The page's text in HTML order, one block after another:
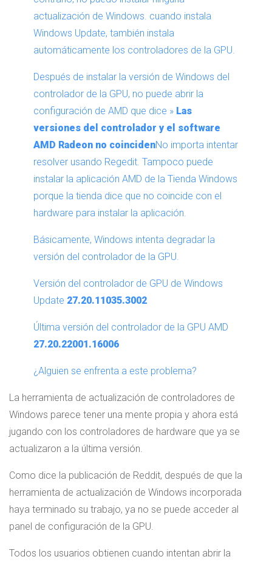
actualización de Windows. cuando instala
Windows Update, también instala
automáticamente los controladores de la GPU.
Después de instalar la versión de Windows del
controlador de la GPU, no puede abrir la
configuración de AMD que dice » Las
versiones del controlador y el software
AMD Radeon no coincidenNo importa intentar
resolver usando Regedit. Tampoco puede
instalar la aplicación AMD de la Tienda Windows
porque la tienda dice que no coincide con el
hardware para instalar la aplicación.
Básicamente, Windows intenta degradar la
versión del controlador de la GPU.
Versión del controlador de GPU de Windows
Update 27.20.11035.3002
Última versión del controlador de la GPU AMD
27.20.22001.16006
¿Alguien se enfrenta a este problema?
La herramienta de actualización de controladores de
Windows parece tener una mente propia y ahora está
jugando con los controladores de hardware que ya se
actualizaron a la última versión.
Como dice la publicación de Reddit, después de que la
herramienta de actualización de Windows incorporada
haya terminado su trabajo, ya no se puede acceder al
panel de configuración de la GPU.
Todos los usuarios obtienen cuando intentan abrir la